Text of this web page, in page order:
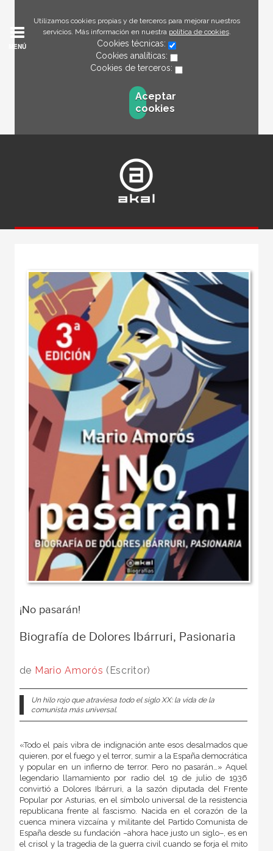
Utilizamos cookies propias y de terceros para mejorar nuestros
servicios. Más información en nuestra política de cookies.
Cookies técnicas:
Cookies analíticas:
Cookies de terceros:
Aceptar
cookies
MENÚ
¡No pasarán!
Biografía de Dolores Ibárruri, Pasionaria
de Mario Amorós (Escritor)
Un hilo rojo que atraviesa todo el siglo XX: la vida de la
comunista más universal.
«Todo el país vibra de indignación ante esos desalmados que
quieren, por el fuego y el terror, sumir a la España democrática
y popular en un infierno de terror. Pero no pasarán…» Aquel
legendario llamamiento por radio del 19 de julio de 1936
convirtió a Dolores Ibárruri, a la sazón diputada del Frente
Popular por Asturias, en el símbolo universal de la resistencia
republicana frente al fascismo. Nacida en el corazón de la
cuenca minera vizcaína y militante del Partido Comunista de
España desde su fundación –ahora hace justo un siglo–, es en
el crisol y la tragedia de la guerra civil cuando se forja el mito